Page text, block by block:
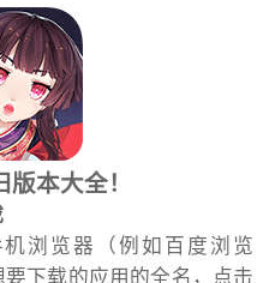
本大全！
浏览器（例如百度浏览
下载的应用的全名，点击